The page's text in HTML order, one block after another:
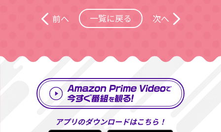
前へ 一覧に戻る 次へ
アプリのダウンロードはこちら！